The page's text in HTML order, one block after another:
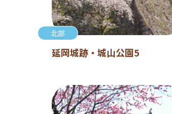
北部
延岡城跡・城山公園5